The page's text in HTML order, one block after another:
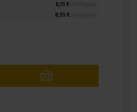
8,55 €
8,15 €